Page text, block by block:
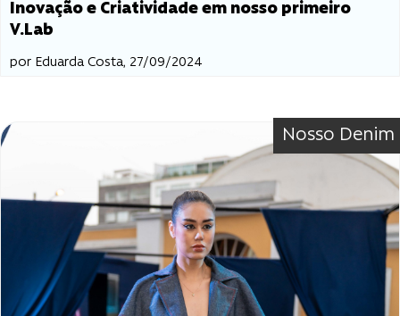
Inovação e Criatividade em nosso primeiro
V.Lab
por Eduarda Costa, 27/09/2024
Nosso Denim